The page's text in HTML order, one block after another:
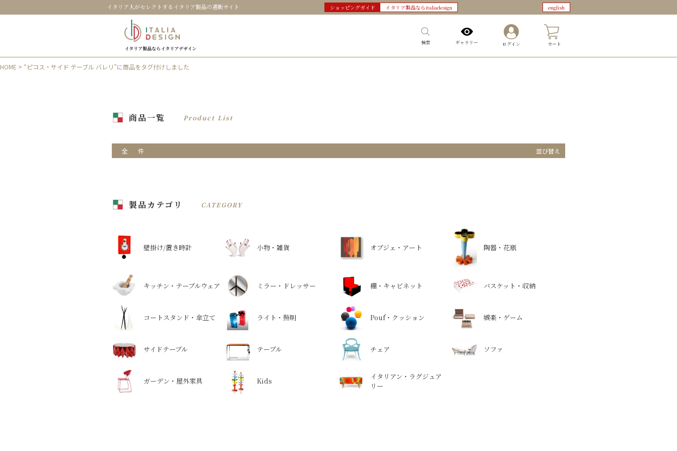
イタリア人がセレクトするイタリア製品の通販サイト ショッピングガイド イタリア製品ならitaliadesign english
イタリア製品ならイタリアデザイン
検索 ギャラリー ログイン カート
HOME > “ピコス・サイド テーブル バレリ”に商品をタグ付けしました
商品一覧 Product List
全 件 並び替え
製品カテゴリ CATEGORY
壁掛け/置き時計 小物・雑貨 オブジェ・アート 陶器・花瓶
キッチン・テーブルウェア ミラー・ドレッサー 棚・キャビネット バスケット・収納
コートスタンド・傘立て ライト・照明 Pouf・クッション 娯楽・ゲーム
サイドテーブル テーブル チェア ソファ
ガーデン・屋外家具 Kids
イタリアン・ラグジュア
リー